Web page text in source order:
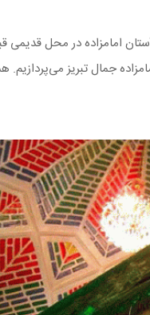
امامزاده در محل قدیمی
جمال تبریز